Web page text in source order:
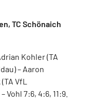
TC Schönaich
Kohler (TA
– Aaron
VfL
7:6, 4:6, 11:9.